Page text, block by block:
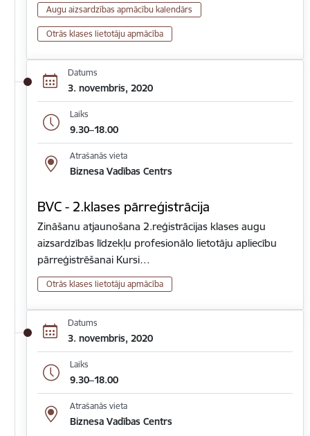
Augu aizsardzības apmācību kalendārs
Otrās klases lietotāju apmācība
Datums
3. novembris, 2020
Laiks
9.30–18.00
Atrašanās vieta
Biznesa Vadības Centrs
BVC - 2.klases pārreģistrācija
Zināšanu atjaunošana 2.reģistrācijas klases augu
aizsardzības līdzekļu profesionālo lietotāju apliecību
pārreģistrēšanai Kursi…
Otrās klases lietotāju apmācība
Datums
3. novembris, 2020
Laiks
9.30–18.00
Atrašanās vieta
Biznesa Vadības Centrs